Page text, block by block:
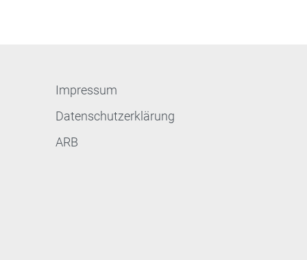
Impressum
Datenschutzerklärung
ARB